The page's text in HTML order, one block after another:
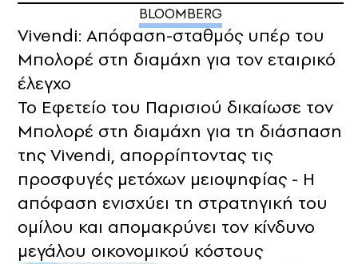
BLOOMBERG
Vivendi: Απόφαση-σταθμός υπέρ του
Μπολορέ στη διαμάχη για τον εταιρικό
έλεγχο
Το Εφετείο του Παρισιού δικαίωσε τον
Μπολορέ στη διαμάχη για τη διάσπαση
της Vivendi, απορρίπτοντας τις
προσφυγές μετόχων μειοψηφίας - Η
απόφαση ενισχύει τη στρατηγική του
ομίλου και απομακρύνει τον κίνδυνο
μεγάλου οικονομικού κόστους